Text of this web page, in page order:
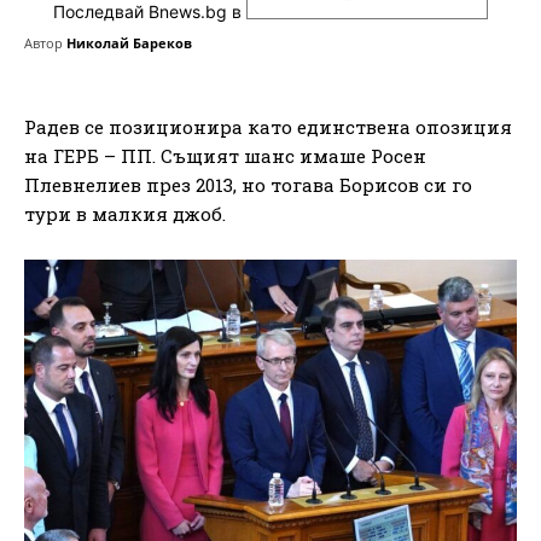
Последвай Bnews.bg в
Автор Николай Бареков
Радев се позиционира като единствена опозиция
на ГЕРБ – ПП. Същият шанс имаше Росен
Плевнелиев през 2013, но тогава Борисов си го
тури в малкия джоб.